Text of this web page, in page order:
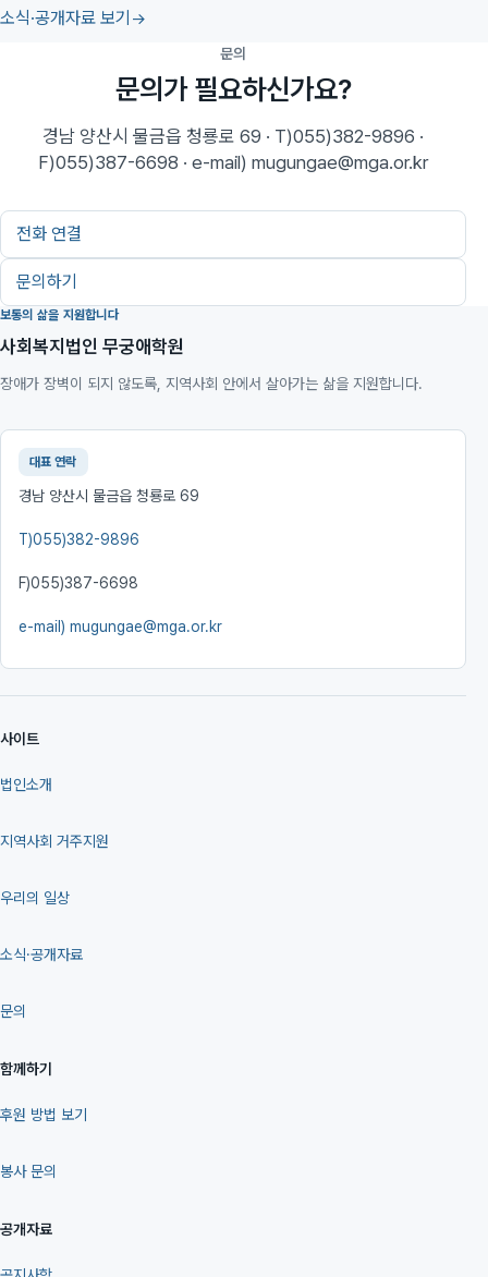
소식·공개자료 보기
문의
문의가 필요하신가요?
경남 양산시 물금읍 청룡로 69 · T)055)382-9896 ·
F)055)387-6698 · e-mail) mugungae@mga.or.kr
전화 연결
문의하기
보통의 삶을 지원합니다
사회복지법인 무궁애학원
장애가 장벽이 되지 않도록, 지역사회 안에서 살아가는 삶을 지원합니다.
대표 연락
경남 양산시 물금읍 청룡로 69
T)055)382-9896
F)055)387-6698
e-mail) mugungae@mga.or.kr
사이트
법인소개
지역사회 거주지원
우리의 일상
소식·공개자료
문의
함께하기
후원 방법 보기
봉사 문의
공개자료